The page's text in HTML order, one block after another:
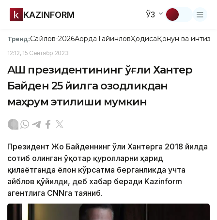
KAZINFORM ЎЗ
Тренд:Сайлов-2026АқордаТайинловҲодисаҚонун ва
12:12, 15 Сентябр 2023
АҚШ президентининг ўғли Хантер
Байден 25 йилга озодликдан
маҳрум этилиши мумкин
Президент Жо Байденнинг ўғли Хантерга 2018 йилда
сотиб олинган ўқотар қуролларни ҳарид
қилаётганда ёлғон кўрсатма берганликда учта
айблов қўйилди, деб хабар беради Kazinform
агентлига CNNга таяниб.